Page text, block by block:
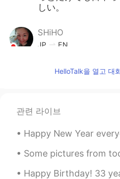
しい。
SHiHO
JP EN
ありがとう😊
Munetake Yasuzumi
JP NL
Het is heel gezond
HelloTalk을 열고 대
관련 라이브
Happy New Year everyone! 🎉🌟✨❤ Here are the
Some pictures from today's run and walk. A beautiful
Happy Birthday! 33 years old. 😍😍🤗🤗 Thanks for